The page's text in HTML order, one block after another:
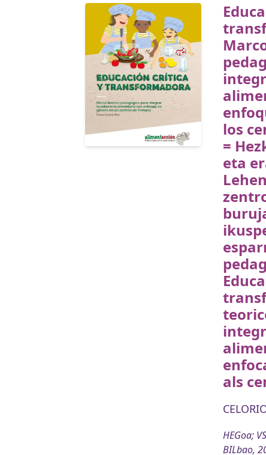
los
=
eta
als
HEGoa;
BILbao,